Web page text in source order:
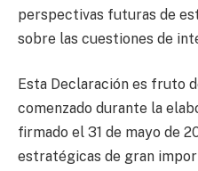
perspectivas futuras de
sobre las cuestiones de
Esta Declaración es fruto
comenzado durante la
firmado el 31 de mayo de
estratégicas de gran